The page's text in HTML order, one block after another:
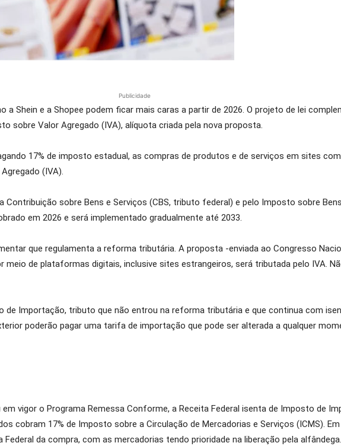
Publicidade
Shein e a Shopee podem ficar mais caras a partir de 2026. O projeto de lei
sobre Valor Agregado (IVA), alíquota criada pela nova proposta.
17% de imposto estadual, as compras de produtos e de serviços em sites
(IVA).
sobre Bens e Serviços (CBS, tributo federal) e pelo Imposto sobre
em 2026 e será implementado gradualmente até 2033.
que regulamenta a reforma tributária. A proposta -enviada ao Congresso
meio de plataformas digitais, inclusive sites estrangeiros, será tributada pelo IVA.
Importação, tributo que não entrou na reforma tributária e que continua com
poderão pagar uma tarifa de importação que pode ser alterada a qualquer
vigor o Programa Remessa Conforme, a Receita Federal isenta de Imposto de
cobram 17% de Imposto sobre a Circulação de Mercadorias e Serviços (ICMS).
da compra, com as mercadorias tendo prioridade na liberação pela alfândega.